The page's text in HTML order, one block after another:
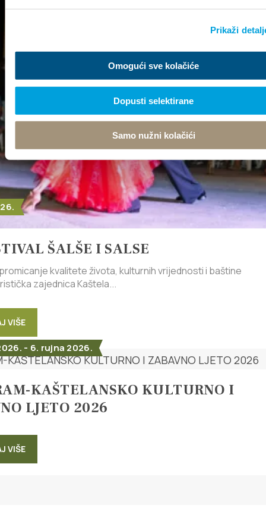
Prikaži
Omogući sve kolačiće
Dopusti selektirane
Samo nužni kolačići
ŠALŠE I SALSE
kvalitete života, kulturnih vrijednosti i baštine
zajednica Kaštela...
VIŠE
- 6. rujna 2026.
KAŠTELANSKO KULTURNO I
LJETO 2026
VIŠE